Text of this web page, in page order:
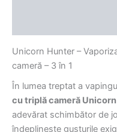
Unicorn Hunter –
cameră – 3 în 1
În lumea treptat a
cu triplă cameră
adevărat schimbător de
îndeplinește gusturile